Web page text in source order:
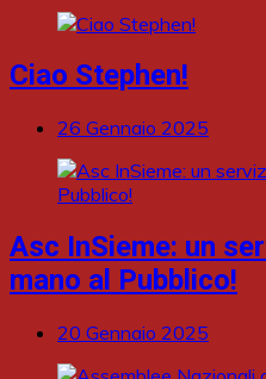
Ciao Stephen!
26 Gennaio 2025
Asc InSieme: un
mano al Pubblico!
20 Gennaio 2025